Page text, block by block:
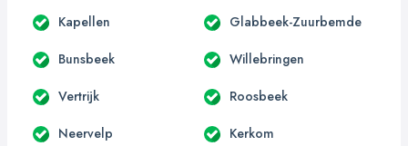
Kapellen Glabbeek-Zuurbemde
Bunsbeek Willebringen
Vertrijk Roosbeek
Neervelp Kerkom